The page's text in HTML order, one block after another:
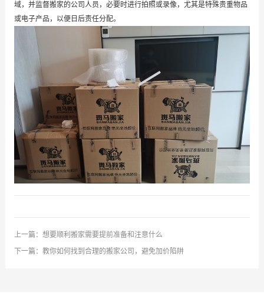
域，并监督搬家的公司人员，必要时进行拍照或录像，尤其是特殊贵重物品
或电子产品，以便日后责任分配。
上一篇： 想要顺利搬家需要提前准备和注意什么
下一篇： 教你如何找到合理的搬家公司，避免加价陷阱